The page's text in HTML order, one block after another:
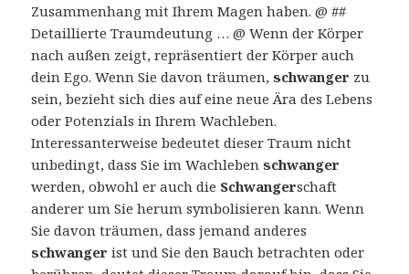
Zusammenhang mit Ihrem Magen haben. @ ##
Detaillierte Traumdeutung … @ Wenn der Körper
nach außen zeigt, repräsentiert der Körper auch
dein Ego. Wenn Sie davon träumen,schwanger zu
sein, bezieht sich dies auf eine neue Ära des Lebens
oder Potenzials in Ihrem Wachleben.
Interessanterweise bedeutet dieser Traum nicht
unbedingt, dass Sie im Wachlebenschwanger
werden, obwohl er auch die Schwangerschaft
anderer um Sie herum symbolisieren kann. Wenn
Sie davon träumen, dass jemand anderes
schwanger ist und Sie den Bauch betrachten oder